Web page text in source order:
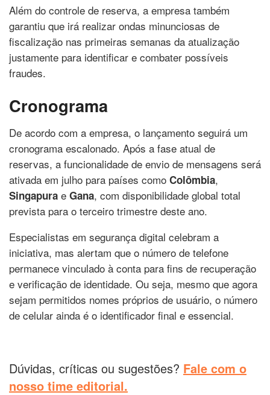
Além do controle de reserva, a empresa também
garantiu que irá realizar ondas minunciosas de
fiscalização nas primeiras semanas da atualização
justamente para identificar e combater possíveis
fraudes.
Cronograma
De acordo com a empresa, o lançamento seguirá um
cronograma escalonado. Após a fase atual de
reservas, a funcionalidade de envio de mensagens será
ativada em julho para países como Colômbia,
Singapura e Gana, com disponibilidade global total
prevista para o terceiro trimestre deste ano.
Especialistas em segurança digital celebram a
iniciativa, mas alertam que o número de telefone
permanece vinculado à conta para fins de recuperação
e verificação de identidade. Ou seja, mesmo que agora
sejam permitidos nomes próprios de usuário, o número
de celular ainda é o identificador final e essencial.
Dúvidas, críticas ou sugestões? Fale com o
nosso time editorial.